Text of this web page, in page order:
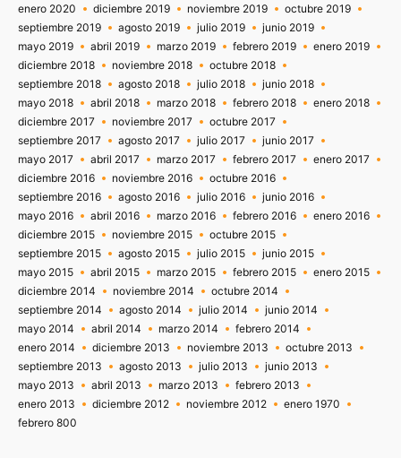
enero 2020
diciembre 2019 noviembre 2019
octubre 2019
septiembre 2019
agosto 2019 julio 2019
junio 2019
mayo 2019
abril 2019 marzo 2019 febrero 2019
enero 2019
diciembre 2018
noviembre 2018
octubre 2018
septiembre 2018
agosto 2018 julio 2018
junio 2018
mayo 2018
abril 2018 marzo 2018 febrero 2018
enero 2018
diciembre 2017
noviembre 2017
octubre 2017
septiembre 2017
agosto 2017 julio 2017
junio 2017
mayo 2017
abril 2017 marzo 2017 febrero 2017
enero 2017
diciembre 2016
noviembre 2016
octubre 2016
septiembre 2016
agosto 2016 julio 2016
junio 2016
mayo 2016
abril 2016 marzo 2016 febrero 2016
enero 2016
diciembre 2015
noviembre 2015
octubre 2015
septiembre 2015
agosto 2015 julio 2015
junio 2015
mayo 2015
abril 2015 marzo 2015 febrero 2015
enero 2015
diciembre 2014
noviembre 2014
octubre 2014
septiembre 2014
agosto 2014 julio 2014
junio 2014
mayo 2014
abril 2014 marzo 2014
febrero 2014
enero 2014
diciembre 2013 noviembre 2013
octubre 2013
septiembre 2013
agosto 2013 julio 2013
junio 2013
mayo 2013
abril 2013 marzo 2013
febrero 2013
enero 2013
diciembre 2012 noviembre 2012
enero 1970
febrero 800